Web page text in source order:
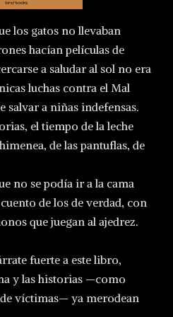
los gatos no llevaban
hacían películas de
a saludar al sol no era
luchas contra el Mal
salvar a niñas indefensas.
el tiempo de la leche
de las pantuflas, de
no se podía ir a la cama
de los de verdad, con
que juegan al ajedrez.
fuerte a este libro,
y las historias —como
víctimas— ya merodean